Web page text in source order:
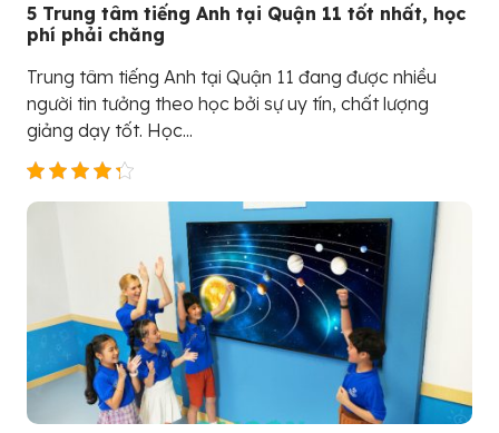
5 Trung tâm tiếng Anh tại Quận 11 tốt nhất, học
phí phải chăng
Trung tâm tiếng Anh tại Quận 11 đang được nhiều
người tin tưởng theo học bởi sự uy tín, chất lượng
giảng dạy tốt. Học...